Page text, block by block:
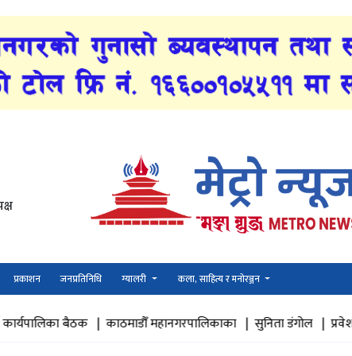
प्रकाशन जनप्रतिनिधि ग्यालरी कला, साहित्य र मनोरञ्जन
|काठमाडौँ महानगरपालिकाका |सुनिता डंगोल | प्रवेश द्वार |सम्यक |